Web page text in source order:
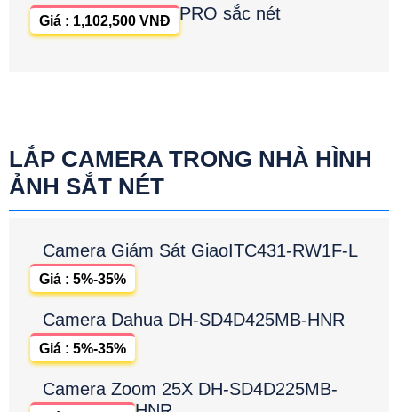
PRO sắc nét
Giá : 1,102,500 VNĐ
LẮP CAMERA TRONG NHÀ HÌNH
ẢNH SẮT NÉT
Camera Giám Sát GiaoITC431-RW1F-L
Giá : 5%-35%
Camera Dahua DH-SD4D425MB-HNR
Giá : 5%-35%
Camera Zoom 25X DH-SD4D225MB-